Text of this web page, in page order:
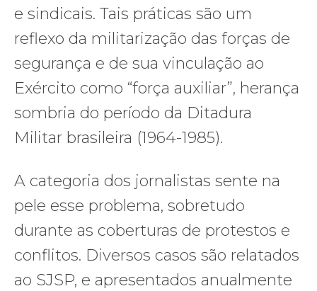
e sindicais. Tais práticas são um
reflexo da militarização das forças de
segurança e de sua vinculação ao
Exército como “força auxiliar”, herança
sombria do período da Ditadura
Militar brasileira (1964-1985).
A categoria dos jornalistas sente na
pele esse problema, sobretudo
durante as coberturas de protestos e
conflitos. Diversos casos são relatados
ao SJSP, e apresentados anualmente